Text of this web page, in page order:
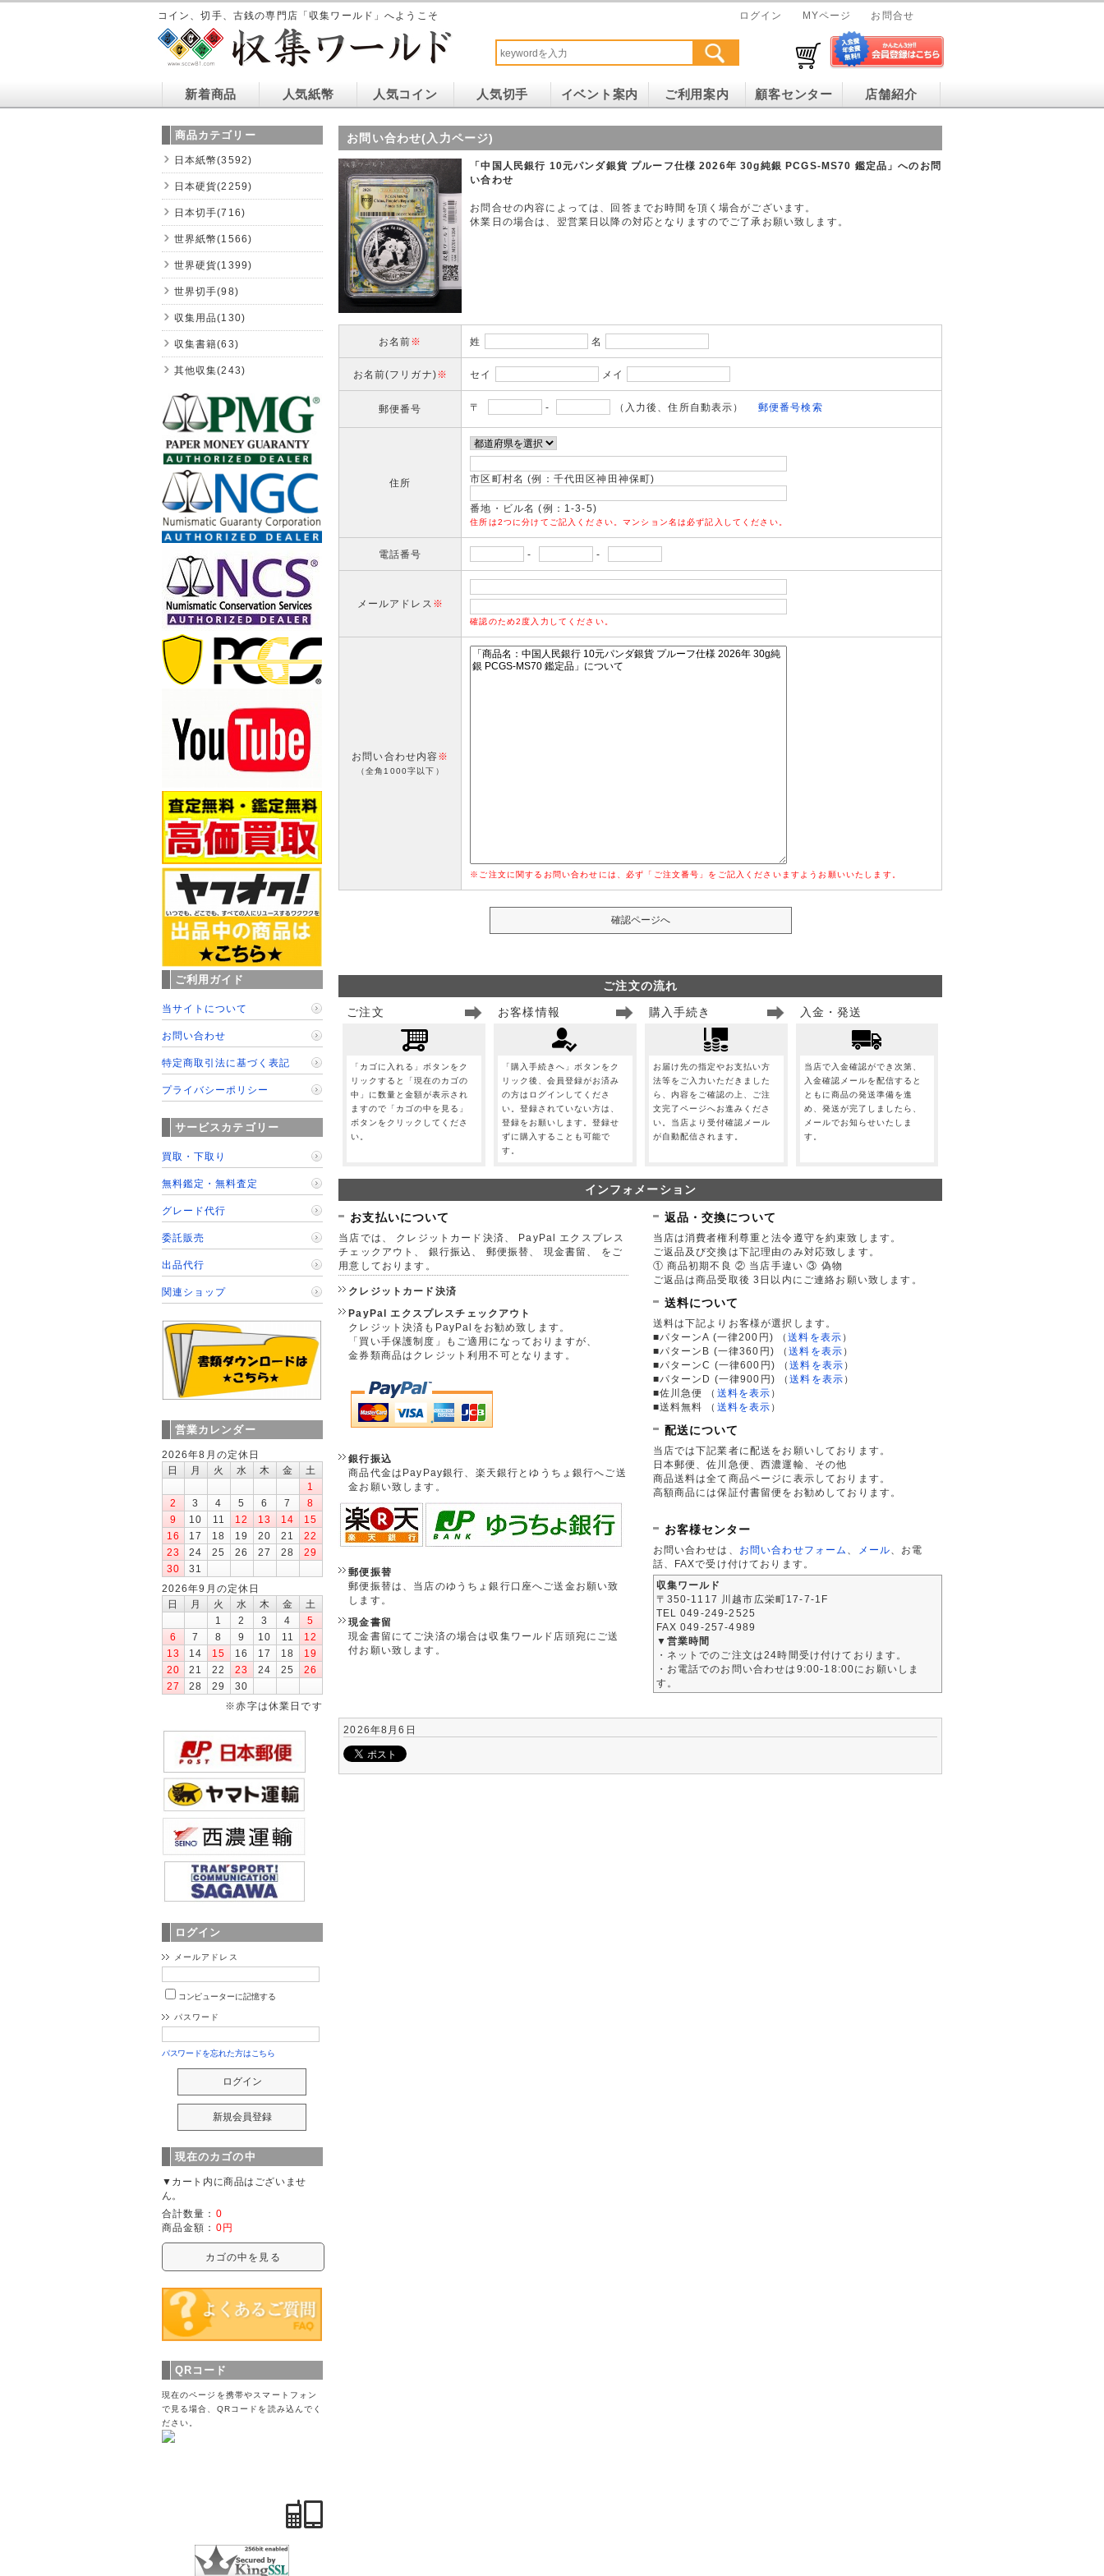
コイン、切手、古銭の専門店「収集ワールド」へようこそ ログイン MYページ お問合せ
新着商品 人気紙幣 人気コイン 人気切手 イベント案内 ご利用案内 顧客センター 店舗紹介
お問い合わせ(入力ページ)
「中国人民銀行 10元パンダ銀貨 プルーフ仕様 2026年 30g純銀 PCGS-MS70 鑑定品」へのお問
い合わせ
お問合せの内容によっては、回答までお時間を頂く場合がございます。
休業日の場合は、翌営業日以降の対応となりますのでご了承お願い致します。
お名前※ 姓 名
お名前(フリガナ)※ セイ メイ
郵便番号 〒 - （入力後、住所自動表示） 郵便番号検索
住所 市区町村名 (例：千代田区神田神保町)
番地・ビル名 (例：1-3-5)
住所は2つに分けてご記入ください。マンション名は必ず記入してください。
電話番号 - -
メールアドレス ※
確認のため2度入力してください。
お問い合わせ内容※
（全角1000字以下）
※ご注文に関するお問い合わせには、必ず「ご注文番号」をご記入くださいますようお願いいたします。
ご注文の流れ
ご注文
「カゴに入れる」ボタンをク
リックすると「現在のカゴの
中」に数量と金額が表示され
ますので「カゴの中を見る」
ボタンをクリックしてくださ
い。
お客様情報
「購入手続きへ」ボタンをク
リック後、会員登録がお済み
の方はログインしてくださ
い。登録されていない方は、
登録をお願いします。登録せ
ずに購入することも可能で
す。
購入手続き
お届け先の指定やお支払い方
法等をご入力いただきました
ら、内容をご確認の上、ご注
文完了ページへお進みくださ
い。当店より受付確認メール
が自動配信されます。
入金・発送
当店で入金確認ができ次第、
入金確認メールを配信すると
ともに商品の発送準備を進
め、発送が完了しましたら、
メールでお知らせいたしま
す。
インフォメーション
お支払いについて
当店では、 クレジットカード決済、 PayPal エクスプレス
チェックアウト、 銀行振込、 郵便振替、 現金書留、 をご
用意しております。
クレジットカード決済
PayPal エクスプレスチェックアウト
クレジット決済もPayPalをお勧め致します。
「買い手保護制度」もご適用になっておりますが、
金券類商品はクレジット利用不可となります。
銀行振込
商品代金はPayPay銀行、楽天銀行とゆうちょ銀行へご送
金お願い致します。
郵便振替
郵便振替は、当店のゆうちょ銀行口座へご送金お願い致
します。
現金書留
現金書留にてご決済の場合は収集ワールド店頭宛にご送
付お願い致します。
返品・交換について
当店は消費者権利尊重と法令遵守を約束致します。
ご返品及び交換は下記理由のみ対応致します。
① 商品初期不良 ② 当店手違い ③ 偽物
ご返品は商品受取後 3日以内にご連絡お願い致します。
送料について
送料は下記よりお客様が選択します。
■パターンA (一律200円)
（送料を表示 ）
■パターンB (一律360円)
（送料を表示 ）
■パターンC (一律600円)
（送料を表示 ）
■パターンD (一律900円)
（送料を表示 ）
■佐川急便
（ 送料を表示 ）
■送料無料
（ 送料を表示 ）
配送について
当店では下記業者に配送をお願いしております。
日本郵便、佐川急便、西濃運輸、その他
商品送料は全て商品ページに表示しております。
高額商品には保証付書留便をお勧めしております。
お客様センター
お問い合わせは、 お問い合わせフォーム メール 、お電
話、FAXで受け付けております。
収集ワールド
〒350-1117 川越市広栄町17-7-1F
TEL 049-249-2525
FAX 049-257-4989
▼営業時間
・ネットでのご注文は24時間受け付けております。
・お電話でのお問い合わせは9:00-18:00にお願いしま
す。
2026年8月6日
商品カテゴリー
日本紙幣(3592)
日本硬貨(2259)
日本切手(716)
世界紙幣(1566)
世界硬貨(1399)
世界切手(98)
収集用品(130)
収集書籍(63)
其他収集(243)
ご利用ガイド
当サイトについて
お問い合わせ
特定商取引法に基づく表記
プライバシーポリシー
サービスカテゴリー
買取・下取り
無料鑑定・無料査定
グレード代行
委託販売
出品代行
関連ショップ
営業カレンダー
2026年8月の定休日
日
月 火 水 木 金
土
1
2
3 4 5 6 7
8
9
10 11 12 13 14
15
16
17 18 19 20 21
22
23
24 25 26 27 28
29
30
31
2026年9月の定休日
日
月 火 水 木 金
土
1
2 3 4
5
6
7 8 9 10 11
12
13
14 15 16 17 18
19
20
21 22 23 24 25
26
27
28 29
30
※赤字は休業日です
ログイン
メールアドレス
コンピューターに記憶する
パスワード
パスワードを忘れた方はこちら
現在のカゴの中
▼カート内に商品はございませ
ん。
合計数量： 0
商品金額： 0円
カゴの中を見る
QRコード
現在のページを携帯やスマートフォン
で見る場合、QRコードを読み込んでく
ださい。